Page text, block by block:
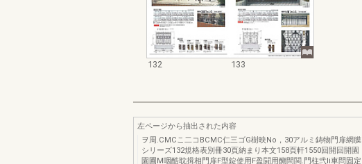
132 133
左ページから抽出された内容
ヲ周.CMCこ二コBCMC仁三ゴG樹映No，30アルミ鋳物門扉網膜
シリーズ132規格表別冊30頁納まり本文158頁軒1550回開回開園
園圃M咽酷耽揖相門扉F型錠使用F盈闘用醐間関.門柱弐li車問固定